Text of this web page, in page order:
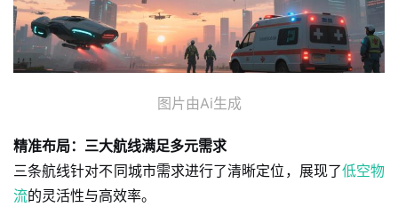
图片由Ai生成
精准布局：三大航线满足多元需求
三条航线针对不同城市需求进行了清晰定位，展现了低空物
流的灵活性与高效率。